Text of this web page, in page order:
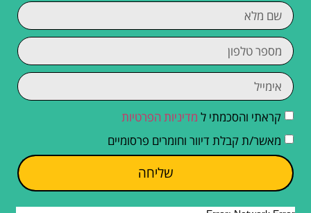
קראתי והסכמתי ל מדיניות הפרטיות
מאשר/ת קבלת דיוור וחומרים פרסומיים
שליחה